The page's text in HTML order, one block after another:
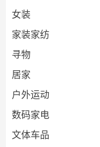
女装
家装家纺
寻物
居家
户外运动
数码家电
文体车品